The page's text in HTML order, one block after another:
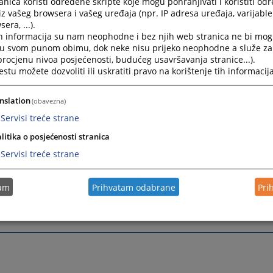
i branilaca po službenoj dužnosti za područje
donijelo je Ministarstvo za pravosuđe i upravu Zeničko
05.03.2019. godine kada je ista i stupila na snagu.
prestala je da važi Lista braniteljica i branilaca po
godine.
pomoć
sud u Tešnju ne vrši usluge davanja pravne pomoći
vašeg browsera i vašeg uređaja (npr. IP adresa uređaja,
...).
informacija su nam neophodne i bez njih web stranica ne bi
svom punom obimu, dok neke nisu prijeko neophodne a služe
nivoa posjećenosti, budućeg usavršavanja stranice...).
možete dozvoliti ili uskratiti pravo na korištenje tih
(obavezna)
Servisi treće strane
o posjećenosti stranica
Servisi treće strane
Prihvatam odabrane